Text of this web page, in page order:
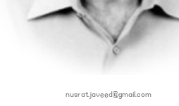
nusrat.javeed@gmail.com